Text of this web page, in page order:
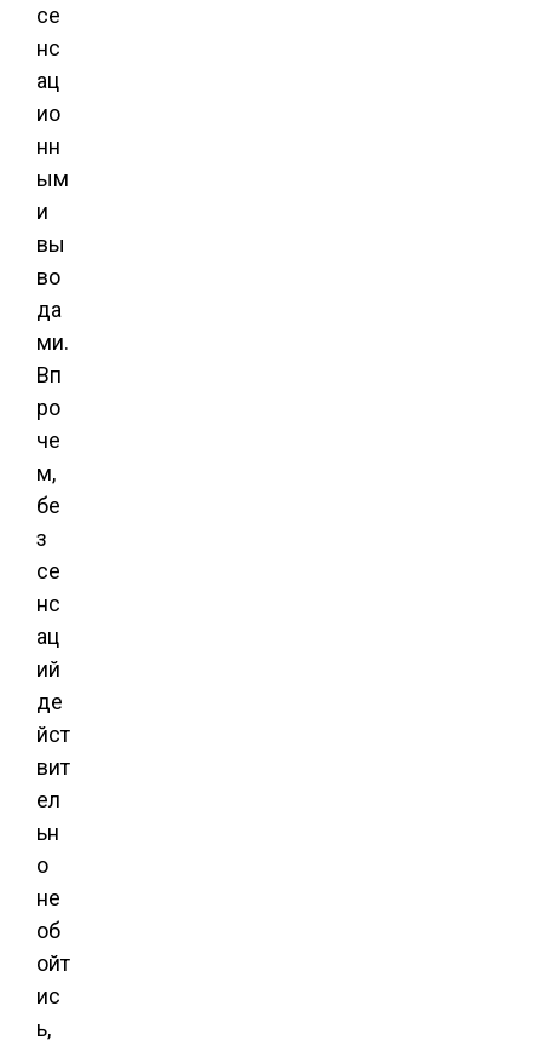
се
нс
ац
ио
нн
ым
и
вы
во
да
ми.
Вп
ро
че
м,
бе
з
се
нс
ац
ий
де
йст
вит
ел
ьн
о
не
об
ойт
ис
ь,